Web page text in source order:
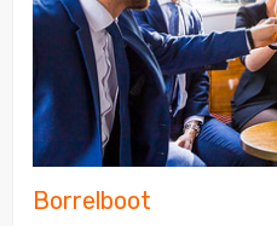
Borrelboot